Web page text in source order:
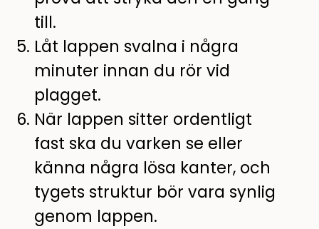
till.
Låt lappen svalna i några
minuter innan du rör vid
plagget.
När lappen sitter ordentligt
fast ska du varken se eller
känna några lösa kanter, och
tygets struktur bör vara synlig
genom lappen.